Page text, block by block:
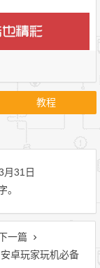
教程
月31日
。
一篇
卓玩家玩机必备